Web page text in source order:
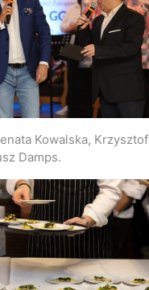
Kowalska, Krzysztof
Damps.